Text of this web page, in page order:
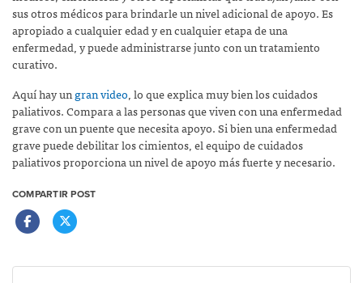
sus otros médicos para brindarle un nivel adicional de apoyo. Es
apropiado a cualquier edad y en cualquier etapa de una
enfermedad, y puede administrarse junto con un tratamiento
curativo.
Aquí hay ungran video, lo que explica muy bien los cuidados
paliativos. Compara a las personas que viven con una enfermedad
grave con un puente que necesita apoyo. Si bien una enfermedad
grave puede debilitar los cimientos, el equipo de cuidados
paliativos proporciona un nivel de apoyo más fuerte y necesario.
COMPARTIR POST